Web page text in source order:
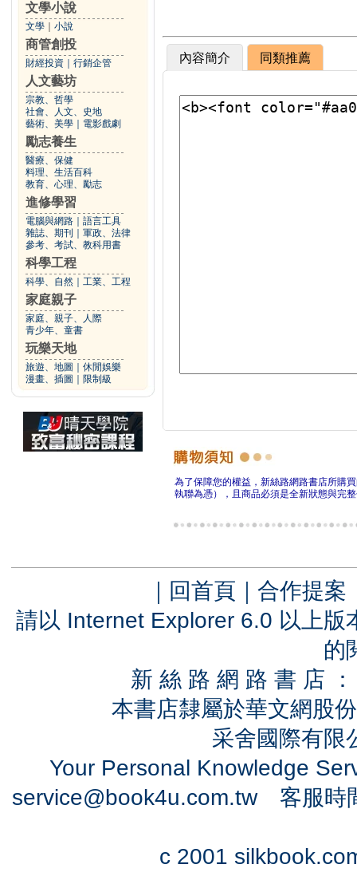
文學小說
文學 小說
商管創投
財經投資 行銷企管
人文藝坊
宗教、哲學
社會、人文、史地
藝術、美學
電影戲劇
勵志養生
醫療、保健
料理、生活百科
教育、心理、勵志
進修學習
電腦與網路
語言工具
雜誌、期刊
軍政、法律
參考、考試、教科用書
科學工程
科學、自然 工業、工程
家庭親子
家庭、親子、人際
青少年、童書
玩樂天地
旅遊、地圖
休閒娛樂
漫畫、插圖
限制級
內容簡介 同類推薦
為了保障您的權益，新絲路網路書店所購
執聯為憑），且商品必須是全新狀態與完
｜ 回首頁 ｜ 合作提案
請以 Internet Explorer 6.0 以上
的
新 絲 路 網 路 書 店
本書店隸屬於華文網股
采舍國際有
Your Personal Knowledge
service@book4u.com.tw客服時
c 2001